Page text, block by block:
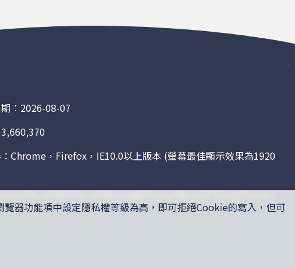
：2026-08-07
Chrome，Firefox，IE10.0以上版本 (螢幕最佳顯示效果為1920
器功能項中設定隱私權等級為高，即可拒絕Cookie的寫入，但可